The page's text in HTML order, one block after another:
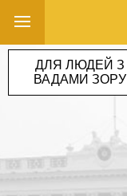
ДЛЯ ЛЮДЕЙ З
ВАДАМИ ЗОРУ